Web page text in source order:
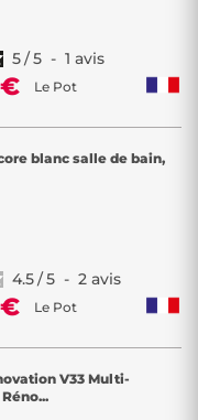
5/5 - 1 avis
Le Pot
blanc salle de bain,
4.5/5 - 2 avis
Le Pot
V33 Multi-